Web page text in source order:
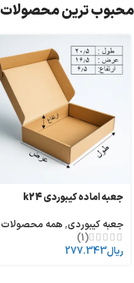
محبوب ترین محصولات
جعبه اماده کیبوردی k24
جعبه کیبوردی,همه محصولات
(1)
ریال277.343